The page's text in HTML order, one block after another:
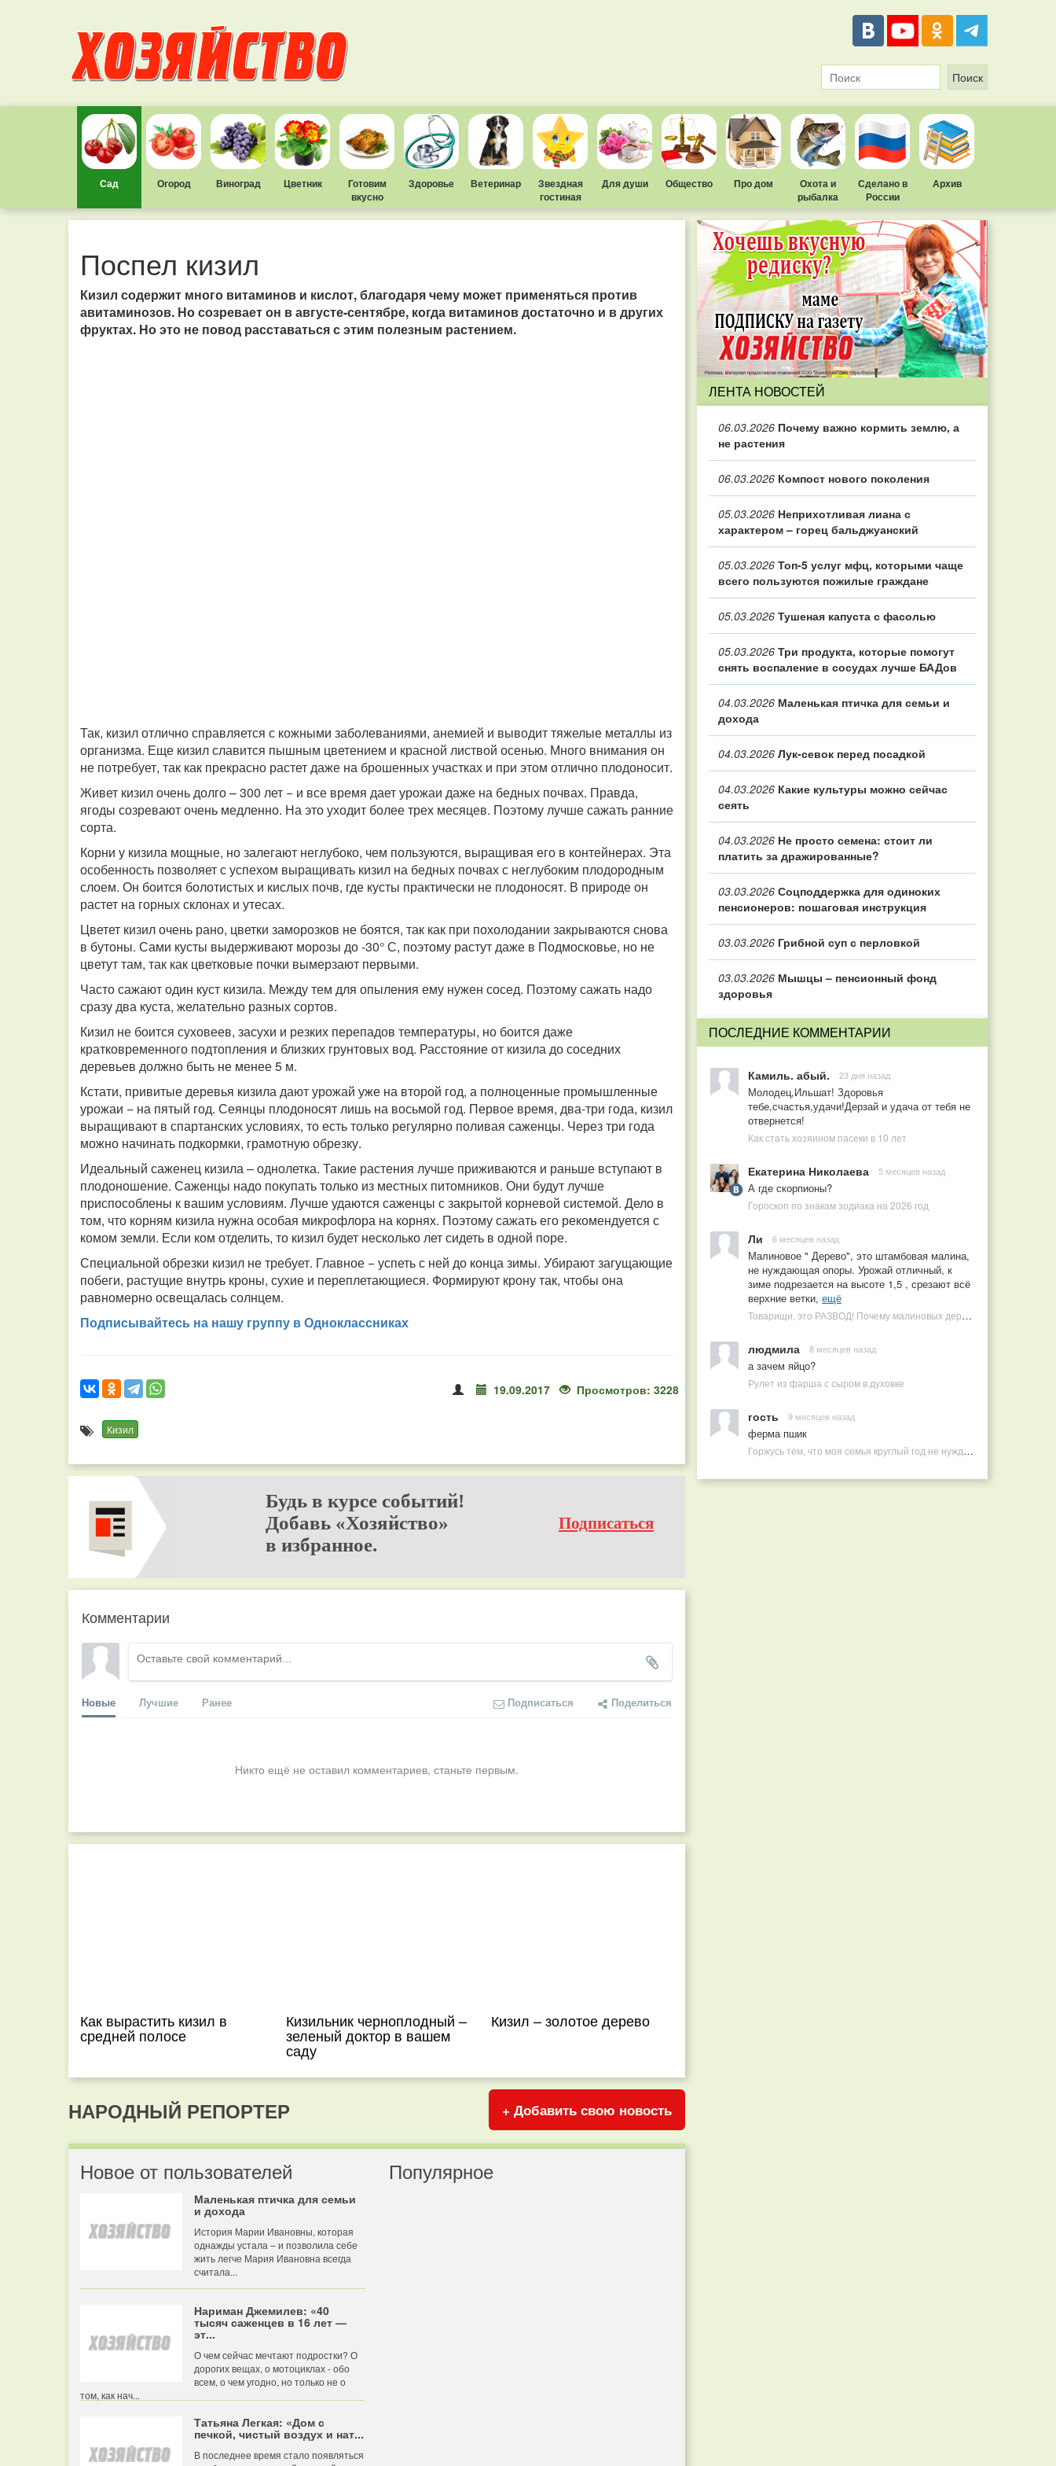
Сад Огород Виноград Цветник
Готовим
вкусно
Здоровье Ветеринар
Звездная
гостиная
Для души Общество Про дом
Охота и
рыбалка
Сделано в
России
Архив
Поспел кизил
Кизил содержит много витаминов и кислот, благодаря чему может применяться против
авитаминозов. Но созревает он в августе-сентябре, когда витаминов достаточно и в других
фруктах. Но это не повод расставаться с этим полезным растением.
Так, кизил отлично справляется с кожными заболеваниями, анемией и выводит тяжелые металлы из
организма. Еще кизил славится пышным цветением и красной листвой осенью. Много внимания он
не потребует, так как прекрасно растет даже на брошенных участках и при этом отлично плодоносит.
Живет кизил очень долго – 300 лет − и все время дает урожаи даже на бедных почвах. Правда,
ягоды созревают очень медленно. На это уходит более трех месяцев. Поэтому лучше сажать ранние
сорта.
Корни у кизила мощные, но залегают неглубоко, чем пользуются, выращивая его в контейнерах. Эта
особенность позволяет с успехом выращивать кизил на бедных почвах с неглубоким плодородным
слоем. Он боится болотистых и кислых почв, где кусты практически не плодоносят. В природе он
растет на горных склонах и утесах.
Цветет кизил очень рано, цветки заморозков не боятся, так как при похолодании закрываются снова
в бутоны. Сами кусты выдерживают морозы до -30° С, поэтому растут даже в Подмосковье, но не
цветут там, так как цветковые почки вымерзают первыми.
Часто сажают один куст кизила. Между тем для опыления ему нужен сосед. Поэтому сажать надо
сразу два куста, желательно разных сортов.
Кизил не боится суховеев, засухи и резких перепадов температуры, но боится даже
кратковременного подтопления и близких грунтовых вод. Расстояние от кизила до соседних
деревьев должно быть не менее 5 м.
Кстати, привитые деревья кизила дают урожай уже на второй год, а полноценные промышленные
урожаи − на пятый год. Сеянцы плодоносят лишь на восьмой год. Первое время, два-три года, кизил
выращивают в спартанских условиях, то есть только регулярно поливая саженцы. Через три года
можно начинать подкормки, грамотную обрезку.
Идеальный саженец кизила – однолетка. Такие растения лучше приживаются и раньше вступают в
плодоношение. Саженцы надо покупать только из местных питомников. Они будут лучше
приспособлены к вашим условиям. Лучше удаются саженцы с закрытой корневой системой. Дело в
том, что корням кизила нужна особая микрофлора на корнях. Поэтому сажать его рекомендуется с
комом земли. Если ком отделить, то кизил будет несколько лет сидеть в одной поре.
Специальной обрезки кизил не требует. Главное − успеть с ней до конца зимы. Убирают загущающие
побеги, растущие внутрь кроны, сухие и переплетающиеся. Формируют крону так, чтобы она
равномерно освещалась солнцем.
Подписывайтесь на нашу группу в Одноклассниках
19.09.2017 Просмотров: 3228
Кизил
Будь в курсе событий!
Добавь «Хозяйство»
в избранное.
Подписаться
Комментарии
Новые Лучшие Ранее Подписаться Поделиться
Никто ещё не оставил комментариев, станьте первым.
Как вырастить кизил в
средней полосе
Кизильник черноплодный –
зеленый доктор в вашем
саду
Кизил – золотое дерево
НАРОДНЫЙ РЕПОРТЕР + Добавить свою новость
Новое от пользователей
Маленькая птичка для семьи
и дохода
История Марии Ивановны, которая
однажды устала – и позволила себе
жить легче Мария Ивановна всегда
считала...
Нариман Джемилев: «40
тысяч саженцев в 16 лет —
эт...
О чем сейчас мечтают подростки? О
дорогих вещах, о мотоциклах - обо
всем, о чем угодно, но только не о
том, как нач...
Татьяна Легкая: «Дом с
печкой, чистый воздух и нат...
В последнее время стало появляться
Популярное
ЛЕНТА НОВОСТЕЙ
06.03.2026 Почему важно кормить землю, а
не растения
06.03.2026 Компост нового поколения
05.03.2026 Неприхотливая лиана с
характером – горец бальджуанский
05.03.2026 Топ‑5 услуг мфц, которыми чаще
всего пользуются пожилые граждане
05.03.2026 Тушеная капуста с фасолью
05.03.2026 Три продукта, которые помогут
снять воспаление в сосудах лучше БАДов
04.03.2026 Маленькая птичка для семьи и
дохода
04.03.2026 Лук-севок перед посадкой
04.03.2026 Какие культуры можно сейчас
сеять
04.03.2026 Не просто семена: стоит ли
платить за дражированные?
03.03.2026 Соцподдержка для одиноких
пенсионеров: пошаговая инструкция
03.03.2026 Грибной суп с перловкой
03.03.2026 Мышцы – пенсионный фонд
здоровья
ПОСЛЕДНИЕ КОММЕНТАРИИ
Камиль. абый. 23 дня назад
Молодец,Ильшат! Здоровья
тебе,счастья,удачи!Дерзай и удача от тебя не
отвернется!
Как стать хозяином пасеки в 10 лет
Екатерина Николаева 5 месяцев назад
А где скорпионы?
Гороскоп по знакам зодиака на 2026 год
Ли 6 месяцев назад
Малиновое " Дерево", это штамбовая малина,
не нуждающая опоры. Урожай отличный, к
зиме подрезается на высоте 1,5 , срезают всё
верхние ветки, ещё
Товарищи, это РАЗВОД! Почему малиновых деревьев не бывает, или Как ушлые продавцы наживаются на мечтах садоводов
людмила 8 месяцев назад
а зачем яйцо?
Рулет из фарша с сыром в духовке
гость 9 месяцев назад
ферма пшик
Горжусь тем, что моя семья круглый год не нуждается в покупных витаминах